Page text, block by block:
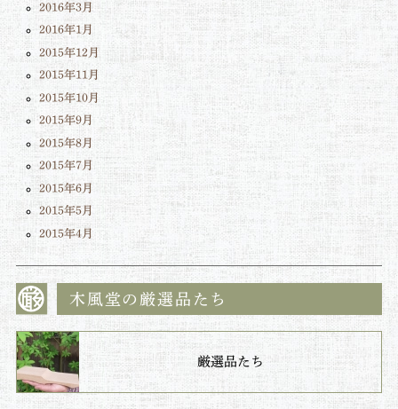
2016年3月
2016年1月
2015年12月
2015年11月
2015年10月
2015年9月
2015年8月
2015年7月
2015年6月
2015年5月
2015年4月
木風堂の厳選品たち
厳選品たち